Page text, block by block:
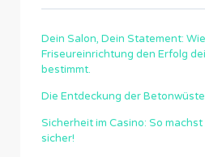
Dein Salon, Dein Statement:
Friseureinrichtung den Erfolg
bestimmt.
Die Entdeckung der
Sicherheit im Casino: So
sicher!